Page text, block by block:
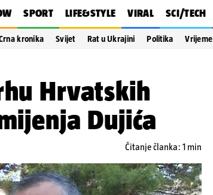
SPORT LIFE&STYLE VIRAL SCI/TECH
kronika Svijet Rat u Ukrajini Politika Vrijeme
Hrvatskih
Dujića
Čitanje članka: 1 min